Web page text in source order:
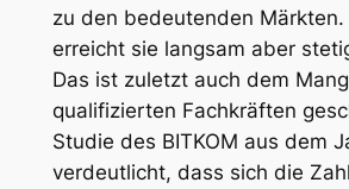
zu den bedeutenden Märkten.
erreicht sie langsam aber
Das ist zuletzt auch dem
qualifizierten Fachkräften
Studie des BITKOM aus dem
verdeutlicht, dass sich die